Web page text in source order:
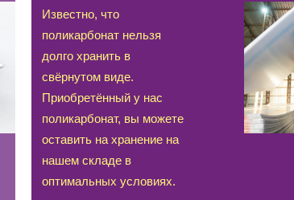
Известно, что
поликарбонат нельзя
долго хранить в
свёрнутом виде.
Приобретённый у нас
поликарбонат, вы можете
оставить на хранение на
нашем складе в
оптимальных условиях.